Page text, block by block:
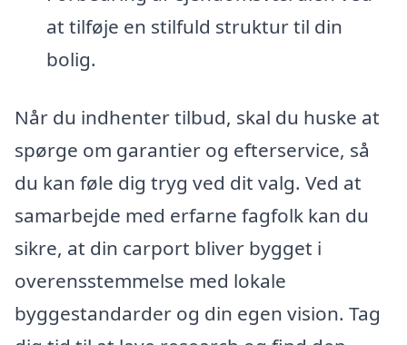
at tilføje en stilfuld struktur til din
bolig.
Når du indhenter tilbud, skal du huske at
spørge om garantier og efterservice, så
du kan føle dig tryg ved dit valg. Ved at
samarbejde med erfarne fagfolk kan du
sikre, at din carport bliver bygget i
overensstemmelse med lokale
byggestandarder og din egen vision. Tag